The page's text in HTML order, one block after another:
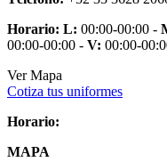
Horario: L: 00:00-00:00 -
00:00-00:00 - V: 00:00-
Ver Mapa
Cotiza tus uniformes
Horario:
MAPA